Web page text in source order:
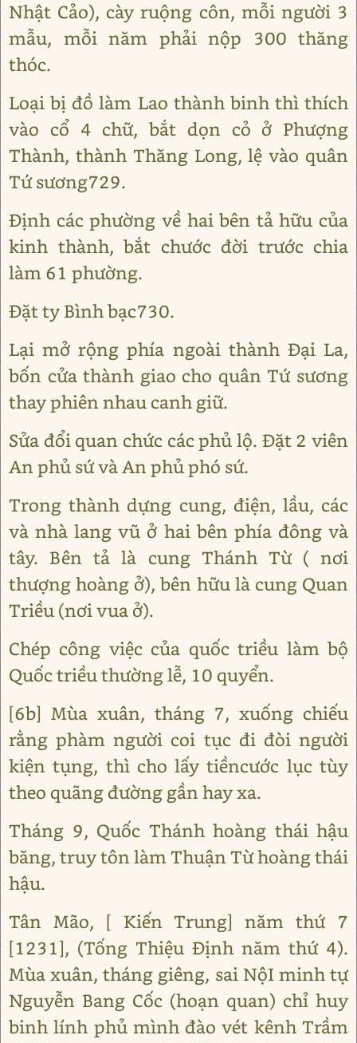
Nhật Cảo), cày ruộng côn, mỗi người 3
mẫu, mỗi năm phải nộp 300 thăng
thóc.
Loại bị đồ làm Lao thành binh thì thích
vào cổ 4 chữ, bắt dọn cỏ ở Phượng
Thành, thành Thăng Long, lệ vào quân
Tứ sương729.
Định các phường về hai bên tả hữu của
kinh thành, bắt chước đời trước chia
làm 61 phường.
Đặt ty Bình bạc730.
Lại mở rộng phía ngoài thành Đại La,
bốn cửa thành giao cho quân Tứ sương
thay phiên nhau canh giữ.
Sửa đổi quan chức các phủ lộ. Đặt 2 viên
An phủ sứ và An phủ phó sứ.
Trong thành dựng cung, điện, lầu, các
và nhà lang vũ ở hai bên phía đông và
tây. Bên tả là cung Thánh Từ ( nơi
thượng hoàng ở), bên hữu là cung Quan
Triều (nơi vua ở).
Chép công việc của quốc triều làm bộ
Quốc triều thường lễ, 10 quyển.
[6b] Mùa xuân, tháng 7, xuống chiếu
rằng phàm người coi tục đi đòi người
kiện tụng, thì cho lấy tiềncước lục tùy
theo quãng đường gần hay xa.
Tháng 9, Quốc Thánh hoàng thái hậu
băng, truy tôn làm Thuận Từ hoàng thái
hậu.
Tân Mão, [ Kiến Trung] năm thứ 7
[1231], (Tống Thiệu Định năm thứ 4).
Mùa xuân, tháng giêng, sai NộI minh tự
Nguyễn Bang Cốc (hoạn quan) chỉ huy
binh lính phủ mình đào vét kênh Trầm